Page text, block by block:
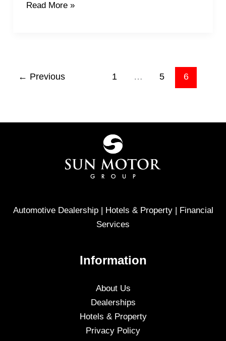
Read More »
← Previous 1 … 5 6
Automotive Dealership | Hotels & Property | Financial
Services
Information
About Us
Dealerships
Hotels & Property
Privacy Policy